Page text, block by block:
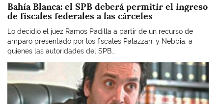
Bahía Blanca: el SPB deberá permitir el ingreso
de fiscales federales a las cárceles
Lo decidió el juez Ramos Padilla a partir de un recurso de
amparo presentado por los fiscales Palazzani y Nebbia, a
quienes las autoridades del SPB...
Imagen